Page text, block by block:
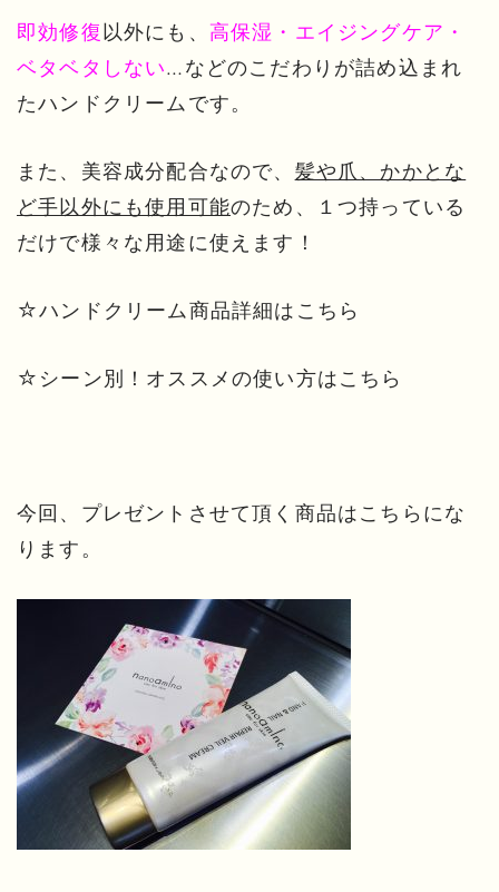
即効修復 以外にも、 高保湿・エイジングケア・
ベタベタしない…などのこだわりが詰め込まれ
たハンドクリームです。
また、美容成分配合なので、 髪や爪、かかとな
ど手以外にも使用可能のため、１つ持っている
だけで様々な用途に使えます！
☆ハンドクリーム商品詳細は こちら
☆シーン別！オススメの使い方はこちら
今回、プレゼントさせて頂く商品はこちらにな
ります。